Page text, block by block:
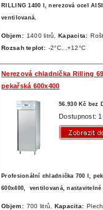
RILLING 1400 l, nerezová ocel
ventilovaná.
Objem: 1400 litrů,Kapacita:
Rozsah teplot: -2°C...+12°C
Nerezová chladnička Rilling
pekařská 600x400
56.930 Kč bez
Dostupnost:
Profesionální chladnička 700 l,
600x400, ventilovaná, nastavitelné
Objem: 700 litrů, Kapacita: